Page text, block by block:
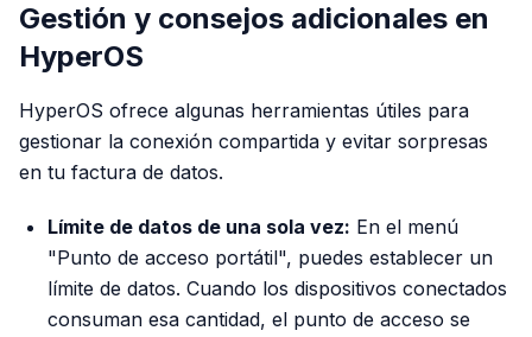
Gestión y consejos adicionales en
HyperOS
HyperOS ofrece algunas herramientas útiles para
gestionar la conexión compartida y evitar sorpresas
en tu factura de datos.
Límite de datos de una sola vez: En el menú
"Punto de acceso portátil", puedes establecer un
límite de datos. Cuando los dispositivos conectados
consuman esa cantidad, el punto de acceso se